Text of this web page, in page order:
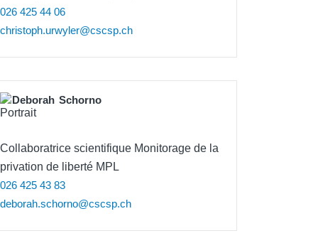
026 425 44 06
christoph.urwyler@cscsp.ch
Deborah Schorno
Collaboratrice scientifique Monitorage de la
privation de liberté MPL
026 425 43 83
deborah.schorno@cscsp.ch